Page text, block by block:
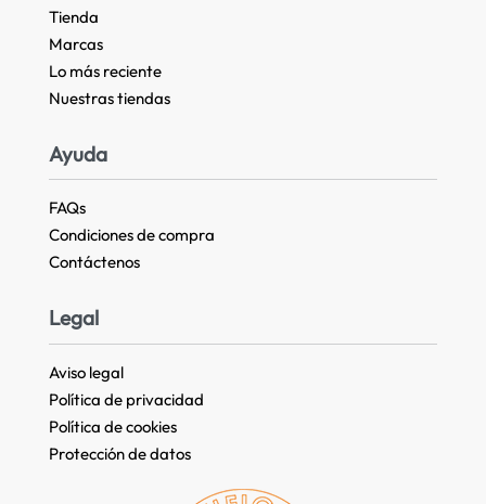
Tienda
Marcas
Lo más reciente​
Nuestras tiendas​
Ayuda
FAQs
Condiciones de compra
Contáctenos
Legal
Aviso legal
Política de privacidad
Política de cookies
Protección de datos